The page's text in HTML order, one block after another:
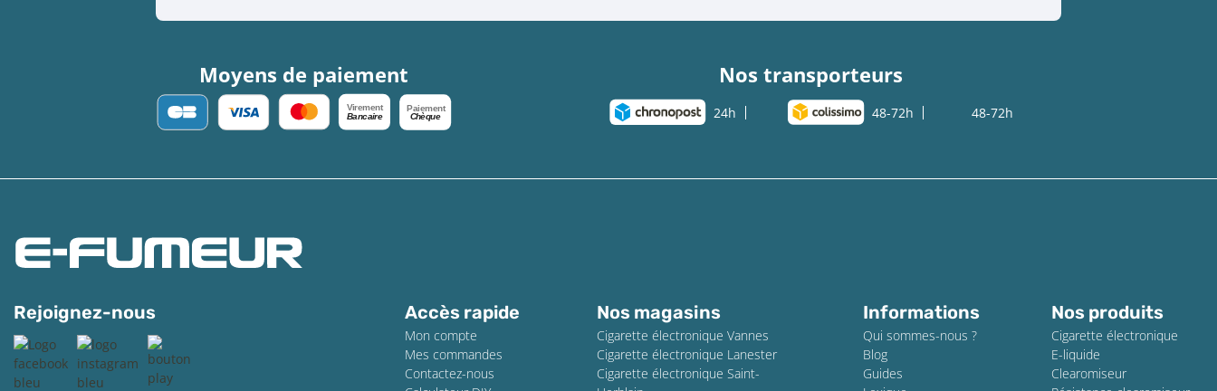
Moyens de paiement
Virement
Bancaire
Paiement
Chèque
Nos transporteurs
24h 48-72h 48-72h
Rejoignez-nous Accès rapide
Mon compte
Mes commandes
Contactez-nous
Nos magasins
Cigarette électronique Vannes
Cigarette électronique Lanester
Cigarette électronique Saint-
Informations
Qui sommes-nous ?
Blog
Guides
Nos produits
Cigarette électronique
E-liquide
Clearomiseur